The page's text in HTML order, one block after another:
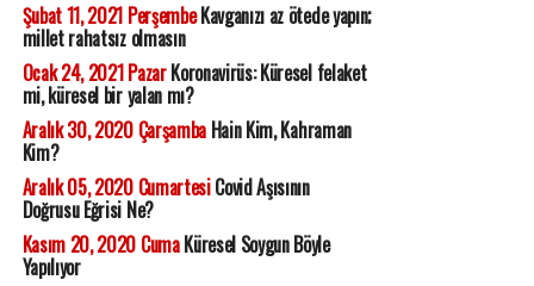
Şubat 11, 2021 PerşembeKavganızı az ötede yapın;
millet rahatsız olmasın
Ocak 24, 2021 PazarKoronavirüs: Küresel felaket
mi, küresel bir yalan mı?
Aralık 30, 2020 ÇarşambaHain Kim, Kahraman
Kim?
Aralık 05, 2020 CumartesiCovid Aşısının
Doğrusu Eğrisi Ne?
Kasım 20, 2020 CumaKüresel Soygun Böyle
Yapılıyor